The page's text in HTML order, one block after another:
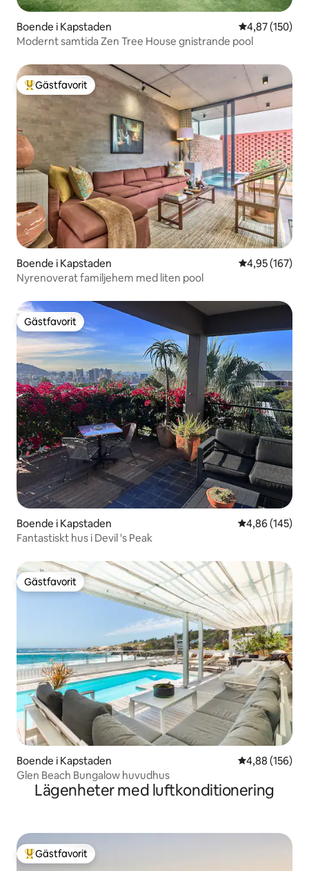
Boende i Kapstaden 4,87 av 5 i
4,87 (150)
Modernt samtida Zen Tree House gnistrande pool
Populär gästfavorit
Gästfavorit
Boende i Kapstaden 4,95 av 5 i
4,95 (167)
Nyrenoverat familjehem med liten pool
Gästfavorit
Gästfavorit
Boende i Kapstaden 4,86 av 5 i
4,86 (145)
Fantastiskt hus i Devil 's Peak
Gästfavorit
Gästfavorit
Boende i Kapstaden 4,88 av 5 i
4,88 (156)
Glen Beach Bungalow huvudhus
Lägenheter med luftkonditionering
Populär gästfavorit
Gästfavorit